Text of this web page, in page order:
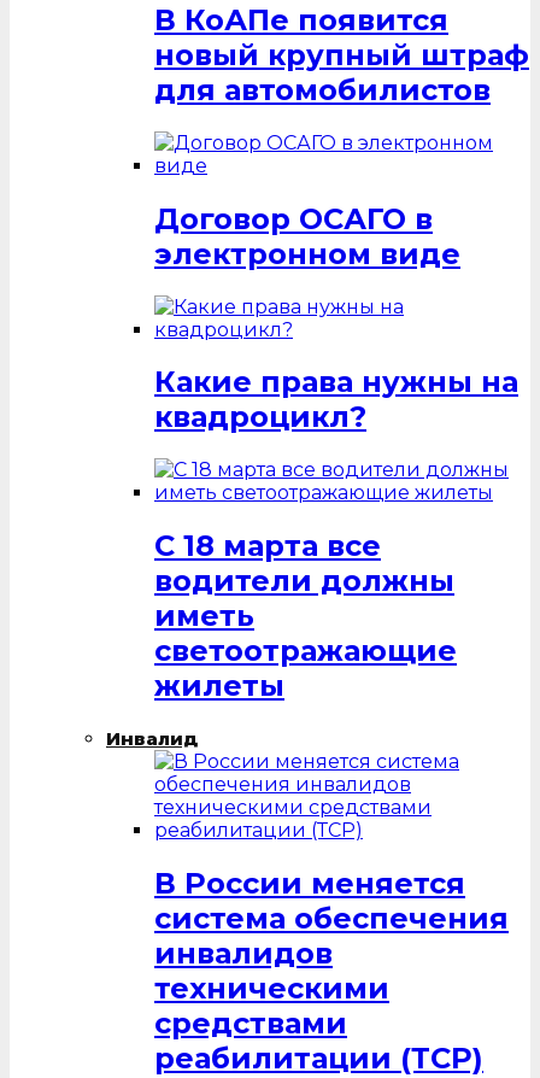
В КоАПе появится
новый крупный штраф
для автомобилистов
Договор ОСАГО в
электронном виде
Какие права нужны на
квадроцикл?
С 18 марта все
водители должны
иметь
светоотражающие
жилеты
Инвалид
В России меняется
система обеспечения
инвалидов
техническими
средствами
реабилитации (ТСР)